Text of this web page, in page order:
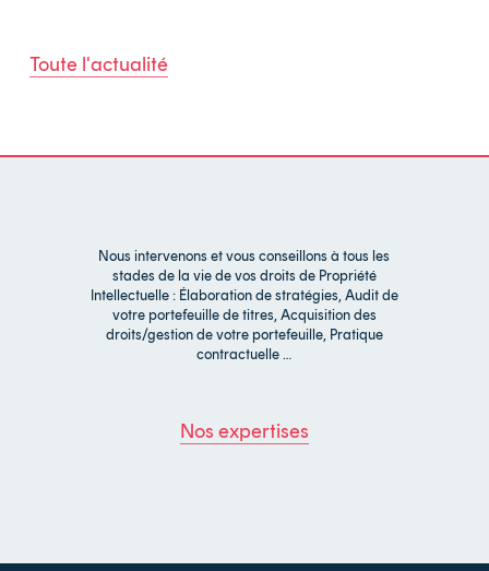
Toute l'actualité
Nous intervenons et vous conseillons à tous les
stades de la vie de vos droits de Propriété
Intellectuelle : Élaboration de stratégies, Audit de
votre portefeuille de titres, Acquisition des
droits/gestion de votre portefeuille, Pratique
contractuelle …
Nos expertises